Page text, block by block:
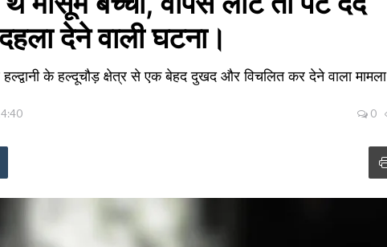
देने वाली घटना।
के हल्दूचौड़ क्षेत्र से एक बेहद दुखद और विचलित कर देने वाला मामला
0